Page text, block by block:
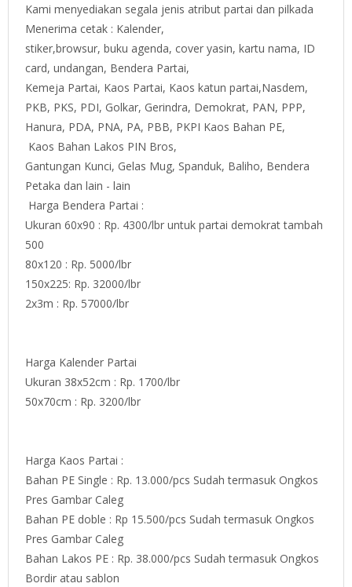
Kami menyediakan segala jenis atribut partai dan pilkada
Menerima cetak : Kalender,
stiker,browsur, buku agenda, cover yasin, kartu nama, ID
card, undangan, Bendera Partai,
Kemeja Partai, Kaos Partai, Kaos katun partai,Nasdem,
PKB, PKS, PDI, Golkar, Gerindra, Demokrat, PAN, PPP,
Hanura, PDA, PNA, PA, PBB, PKPI Kaos Bahan PE,
Kaos Bahan Lakos PIN Bros,
Gantungan Kunci, Gelas Mug, Spanduk, Baliho, Bendera
Petaka dan lain - lain
Harga Bendera Partai :
Ukuran 60x90 : Rp. 4300/lbr untuk partai demokrat tambah
500
80x120 : Rp. 5000/lbr
150x225: Rp. 32000/lbr
2x3m : Rp. 57000/lbr
Harga Kalender Partai
Ukuran 38x52cm : Rp. 1700/lbr
50x70cm : Rp. 3200/lbr
Harga Kaos Partai :
Bahan PE Single : Rp. 13.000/pcs Sudah termasuk Ongkos
Pres Gambar Caleg
Bahan PE doble : Rp 15.500/pcs Sudah termasuk Ongkos
Pres Gambar Caleg
Bahan Lakos PE : Rp. 38.000/pcs Sudah termasuk Ongkos
Bordir atau sablon